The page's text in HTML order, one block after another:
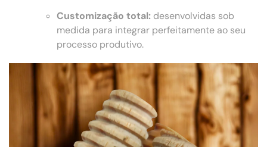
Customização total: desenvolvidas sob
medida para integrar perfeitamente ao seu
processo produtivo.